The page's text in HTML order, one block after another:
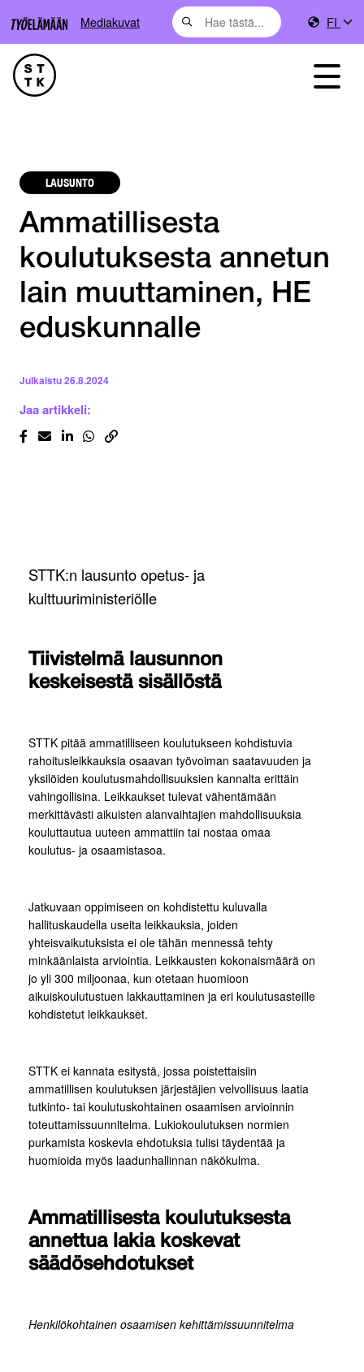
Mediakuvat FI
LAUSUNTO
Ammatillisesta
koulutuksesta annetun
lain muuttaminen, HE
eduskunnalle
Julkaistu26.8.2024
Jaa artikkeli:
STTK:n lausunto opetus- ja
kulttuuriministeriölle
Tiivistelmä lausunnon
keskeisestä sisällöstä
STTK pitää ammatilliseen koulutukseen kohdistuvia
rahoitusleikkauksia osaavan työvoiman saatavuuden ja
yksilöiden koulutusmahdollisuuksien kannalta erittäin
vahingollisina. Leikkaukset tulevat vähentämään
merkittävästi aikuisten alanvaihtajien mahdollisuuksia
kouluttautua uuteen ammattiin tai nostaa omaa
koulutus- ja osaamistasoa.
Jatkuvaan oppimiseen on kohdistettu kuluvalla
hallituskaudella useita leikkauksia, joiden
yhteisvaikutuksista ei ole tähän mennessä tehty
minkäänlaista arviointia. Leikkausten kokonaismäärä on
jo yli 300 miljoonaa, kun otetaan huomioon
aikuiskoulutustuen lakkauttaminen ja eri koulutusasteille
kohdistetut leikkaukset.
STTK ei kannata esitystä, jossa poistettaisiin
ammatillisen koulutuksen järjestäjien velvollisuus laatia
tutkinto- tai koulutuskohtainen osaamisen arvioinnin
toteuttamissuunnitelma. Lukiokoulutuksen normien
purkamista koskevia ehdotuksia tulisi täydentää ja
huomioida myös laadunhallinnan näkökulma.
Ammatillisesta koulutuksesta
annettua lakia koskevat
säädösehdotukset
Henkilökohtainen osaamisen kehittämissuunnitelma